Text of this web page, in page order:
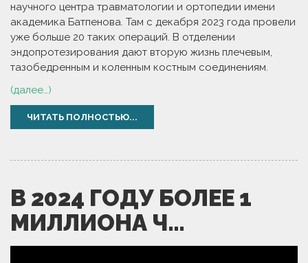
научного центра травматологии и ортопедии имени
академика Батпенова. Там с декабря 2023 года провели
уже больше 20 таких операций. В отделении
эндопротезирования дают вторую жизнь плечевым,
тазобедренным и коленным костным соединениям.
(далее…)
ЧИТАТЬ ПОЛНОСТЬЮ...
В 2024 ГОДУ БОЛЕЕ 1
МИЛЛИОНА Ч…